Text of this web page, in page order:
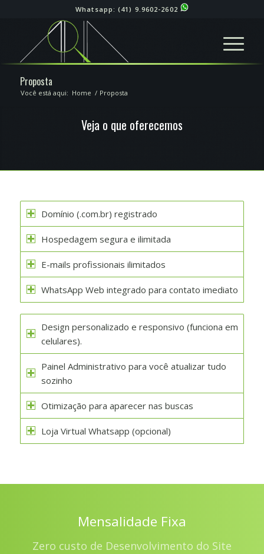
Whatsapp:(41) 9.9602-2602
Proposta
Você está aqui: Home / Proposta
Veja o que oferecemos
Domínio (.com.br) registrado
Hospedagem segura e ilimitada
E-mails profissionais ilimitados
WhatsApp Web integrado para contato imediato
Design personalizado e responsivo (funciona em
celulares).
Painel Administrativo para você atualizar tudo
sozinho
Otimização para aparecer nas buscas
Loja Virtual Whatsapp (opcional)
Mensalidade Fixa
Zero custo de Desenvolvimento do Site